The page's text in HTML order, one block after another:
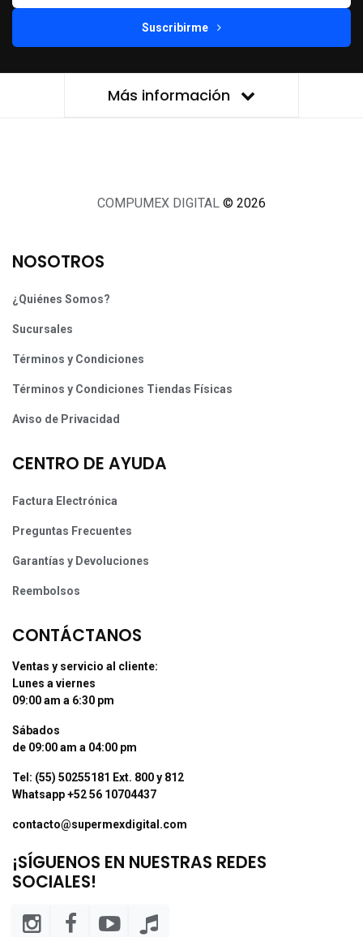
Suscribirme
Más información
COMPUMEX DIGITAL © 2026
NOSOTROS
¿Quiénes Somos?
Sucursales
Términos y Condiciones
Términos y Condiciones Tiendas Físicas
Aviso de Privacidad
CENTRO DE AYUDA
Factura Electrónica
Preguntas Frecuentes
Garantías y Devoluciones
Reembolsos
CONTÁCTANOS
Ventas y servicio al cliente:
Lunes a viernes
09:00 am a 6:30 pm
Sábados
de 09:00 am a 04:00 pm
Tel: (55) 50255181 Ext. 800 y 812
Whatsapp +52 56 10704437
contacto@supermexdigital.com
¡SÍGUENOS EN NUESTRAS REDES
SOCIALES!